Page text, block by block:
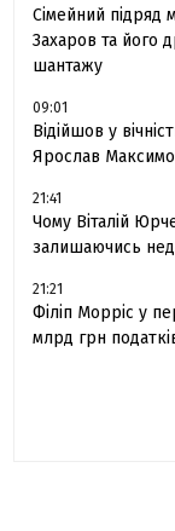
Сімейний підряд
Захаров та його
шантажу
09:01
Відійшов у
Ярослав
21:41
Чому Віталій
залишаючись
21:21
Філіп Морріс у
млрд грн